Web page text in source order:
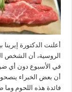
أعلنت الدكتورة
في الأسبوع دون أي
أن بعض الخبراء
فائدة هذه اللحوم وما